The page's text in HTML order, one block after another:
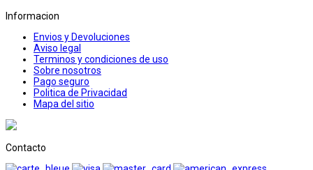
Informacion
Envios y Devoluciones
Aviso legal
Terminos y condiciones de uso
Sobre nosotros
Pago seguro
Politica de Privacidad
Mapa del sitio
Contacto